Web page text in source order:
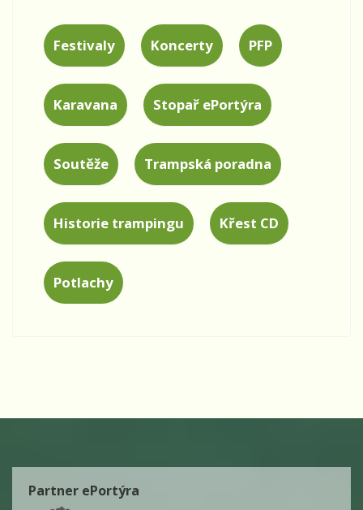
Festivaly Koncerty PFP
Karavana Stopař ePortýra
Soutěže Trampská poradna
Historie trampingu Křest CD
Potlachy
Partner ePortýra